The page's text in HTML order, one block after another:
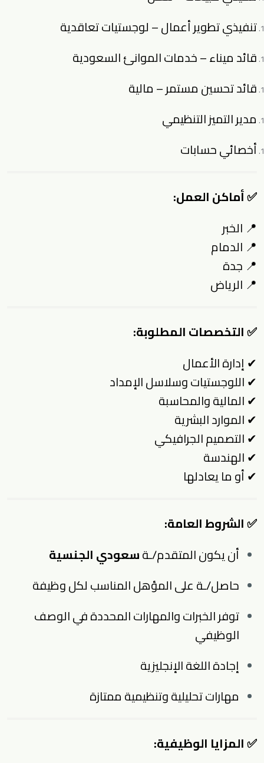
تنفيذي تطوير أعمال – لوجستيات تعاقدية
قائد ميناء – خدمات الموانئ السعودية
قائد تحسين مستمر – مالية
مدير التميز التنظيمي
أخصائي حسابات
✅أماكن العمل:
📍 الخبر
📍 الدمام
📍 جدة
📍 الرياض
✅التخصصات المطلوبة:
✔ إدارة الأعمال
✔ اللوجستيات وسلاسل الإمداد
✔ المالية والمحاسبة
✔ الموارد البشرية
✔ التصميم الجرافيكي
✔ الهندسة
✔ أو ما يعادلها
✅الشروط العامة:
أن يكون المتقدم/ـةسعودي الجنسية
حاصل/ـة على المؤهل المناسب لكل وظيفة
توفر الخبرات والمهارات المحددة في الوصف
الوظيفي
إجادة اللغة الإنجليزية
مهارات تحليلية وتنظيمية ممتازة
✅المزايا الوظيفية: